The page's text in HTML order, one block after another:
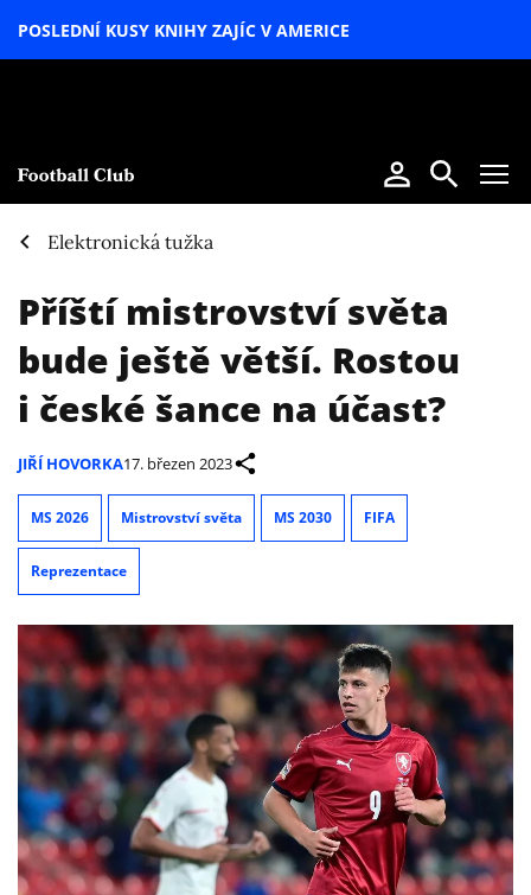
POSLEDNÍ KUSY KNIHY ZAJÍC V AMERICE
Elektronická tužka
Příští mistrovství světa
bude ještě větší. Rostou
i české šance na účast?
JIŘÍ HOVORKA17. březen 2023
MS 2026 Mistrovství světa MS 2030 FIFA
Reprezentace